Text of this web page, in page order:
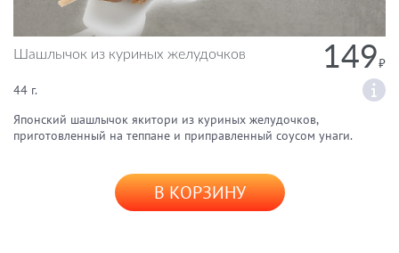
Шашлычок из куриных желудочков 149
44 г.
Японский шашлычок якитори из куриных желудочков,
приготовленный на теппане и приправленный соусом унаги.
В КОРЗИНУ